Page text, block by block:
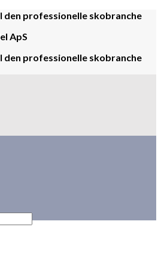
den professionelle skobranche
ApS
den professionelle skobranche